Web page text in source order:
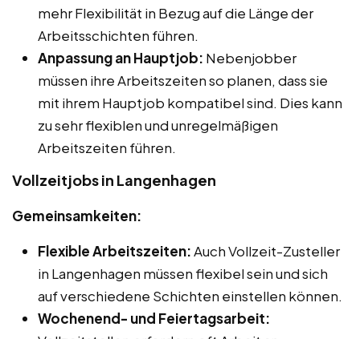
mehr Flexibilität in Bezug auf die Länge der
Arbeitsschichten führen.
Anpassung an Hauptjob: Nebenjobber
müssen ihre Arbeitszeiten so planen, dass sie
mit ihrem Hauptjob kompatibel sind. Dies kann
zu sehr flexiblen und unregelmäßigen
Arbeitszeiten führen.
Vollzeitjobs in Langenhagen
Gemeinsamkeiten:
Flexible Arbeitszeiten:Auch Vollzeit-Zusteller
in Langenhagen müssen flexibel sein und sich
auf verschiedene Schichten einstellen können.
Wochenend- und Feiertagsarbeit: